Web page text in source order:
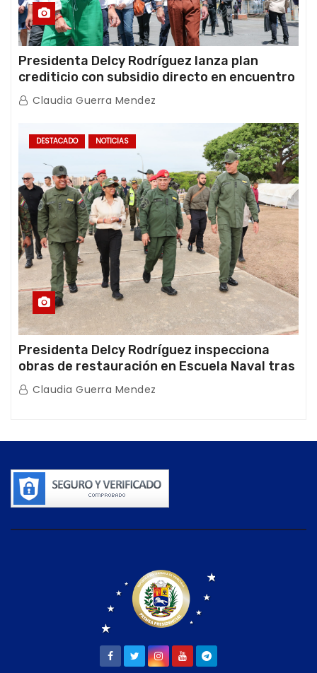
Presidenta Delcy Rodríguez lanza plan
crediticio con subsidio directo en encuentro
con Juntas de Condominio
Claudia Guerra Mendez
DESTACADO NOTICIAS
Presidenta Delcy Rodríguez inspecciona
obras de restauración en Escuela Naval tras
afectaciones sísmicas en La Guaira
Claudia Guerra Mendez